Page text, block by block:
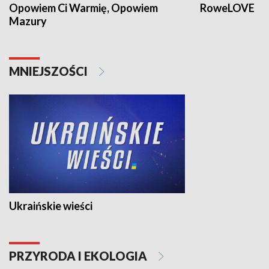
Opowiem Ci Warmię, Opowiem
Mazury
RoweLOVE
MNIEJSZOŚCI
Ukraińskie wieści
PRZYRODA I EKOLOGIA